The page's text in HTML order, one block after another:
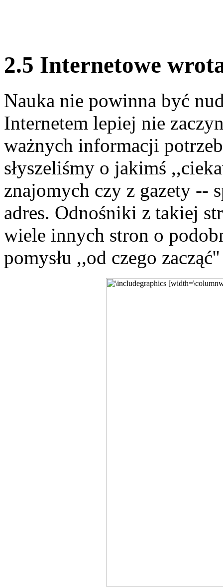
2.5 Internetowe
Nauka nie powinna być
Internetem lepiej nie
ważnych informacji
słyszeliśmy o jakimś
znajomych czy z gazety --
adres. Odnośniki z takiej
wiele innych stron o
pomysłu ,,od czego